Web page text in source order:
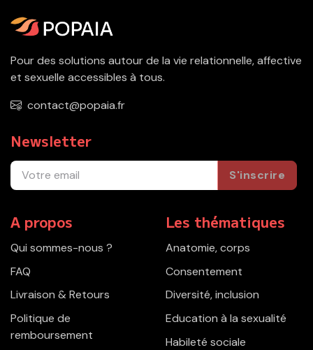
Pour des solutions autour de la vie relationnelle, affective
et sexuelle accessibles à tous.
contact@popaia.fr
Newsletter
S'inscrire
A propos
Qui sommes-nous ?
FAQ
Livraison & Retours
Politique de
remboursement
Les thématiques
Anatomie, corps
Consentement
Diversité, inclusion
Education à la sexualité
Habileté sociale